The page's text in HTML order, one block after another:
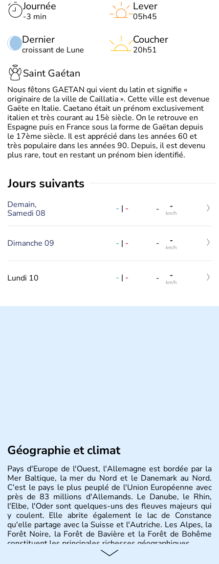
Journée
-3 min
Dernier
croissant de Lune
Lever
05h45
Coucher
20h51
Saint Gaétan
Nous fêtons GAETAN qui vient du latin et signifie «
originaire de la ville de Caillatia ». Cette ville est devenue
Gaëte en Italie. Caetano était un prénom exclusivement
italien et très courant au 15è siècle. On le retrouve en
Espagne puis en France sous la forme de Gaëtan depuis
le 17ème siècle. Il est apprécié dans les années 60 et
très populaire dans les années 90. Depuis, il est devenu
plus rare, tout en restant un prénom bien identifié.
jours suivants
Demain,
Samedi 08
- | - - -
km/h
Dimanche 09 - | - - -
km/h
Lundi 10 - | - - -
km/h
Géographie et climat
Pays d'Europe de l'Ouest, l'Allemagne est bordée par la
Mer Baltique, la mer du Nord et le Danemark au Nord.
C'est le pays le plus peuplé de l'Union Européenne avec
près de 83 millions d'Allemands. Le Danube, le Rhin,
l'Elbe, l'Oder sont quelques-uns des fleuves majeurs qui
y coulent. Elle abrite également le lac de Constance
qu'elle partage avec la Suisse et l'Autriche. Les Alpes, la
Forêt Noire, la Forêt de Bavière et la Forêt de Bohême
constituent les principales richesses géographiques.